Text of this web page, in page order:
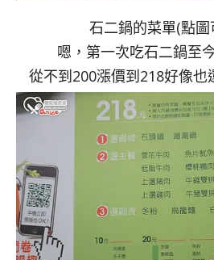
石二鍋的菜單(點圖
嗯，第一次吃石二鍋至
從不到200漲價到218好像也